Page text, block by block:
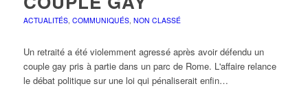
ACTUALITÉS, COMMUNIQUÉS, NON CLASSÉ
Un retraité a été violemment agressé après avoir défendu un
couple gay pris à partie dans un parc de Rome. L'affaire relance
le débat politique sur une loi qui pénaliserait enfin…